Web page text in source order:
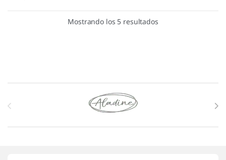
Mostrando los 5 resultados
Marcas De Carrusel